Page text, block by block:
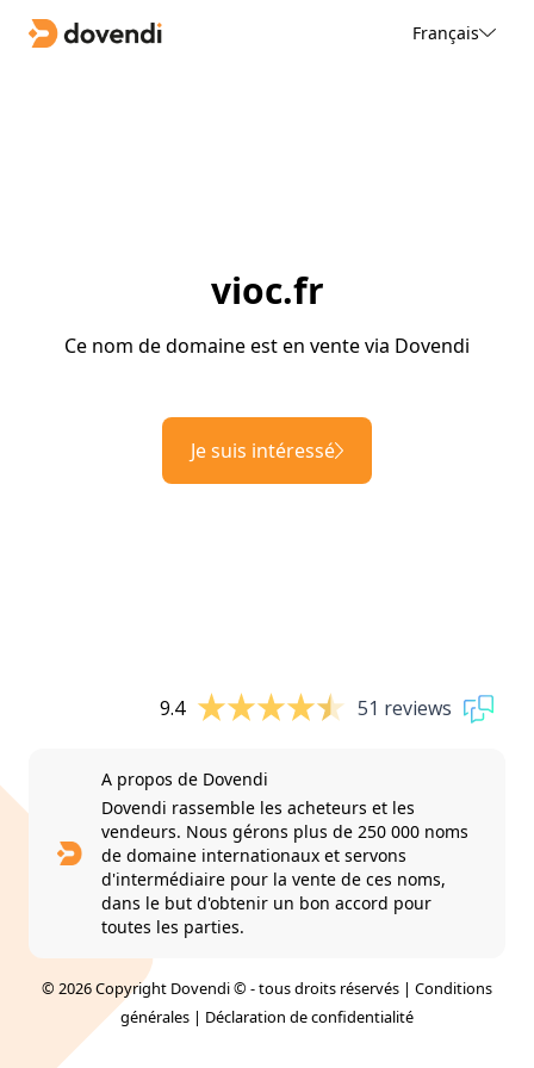
Français
vioc.fr
Ce nom de domaine est en vente via Dovendi
Je suis intéressé
9.4 51 reviews
A propos de Dovendi
Dovendi rassemble les acheteurs et les
vendeurs. Nous gérons plus de 250 000 noms
de domaine internationaux et servons
d'intermédiaire pour la vente de ces noms,
dans le but d'obtenir un bon accord pour
toutes les parties.
© 2026 Copyright Dovendi © - tous droits réservés | Conditions
générales | Déclaration de confidentialité